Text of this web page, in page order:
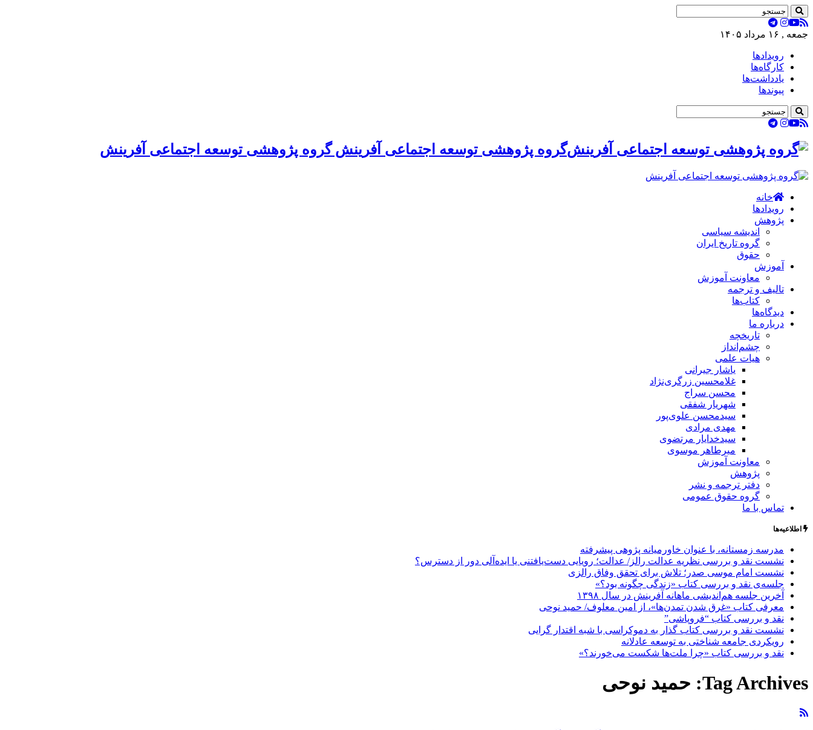
جمعه , ۱۶ مرداد ۱۴۰۵
رویدادها
کارگاه‌ها
یادداشت‌ها
پیوندها
گروه پژوهشی توسعه اجتماعی آفرینش گروه پژوهشی توسعه اجتماعی آفرینش
خانه
رویدادها
پژوهش
اندیشه سیاسی
گروه تاریخ ایران
حقوق
آموزش
معاونت آموزش
تالیف و ترجمه
کتاب‌ها
دیدگاه‌ها
درباره ما
تاریخچه
چشم‌انداز
هیات علمی
یاشار جیرانی
غلامحسین زرگری‌نژاد
محسن سراج
شهریار شفقی
سیدمحسن علوی‌پور
مهدی مرادی
سیدخدایار مرتضوی
میرطاهر موسوی
معاونت آموزش
پژوهش
دفتر ترجمه و نشر
گروه حقوق عمومی
تماس با ما
اطلاعیه‌ها
مدرسه زمستانه، با عنوان خاورمیانه پژوهی پیشرفته
نشست نقد و بررسی نظریه عدالت رالز/ عدالت؛ رویایی دست‌یافتنی یا ایده‌آلی دور از دسترس؟
نشست امام موسی صدر؛ تلاش برای تحقق وفاق رالزی
جلسه‌ی نقد و بررسی کتاب «زندگی چگونه بود؟»
آخرین جلسه هم‌اندیشی ماهانه آفرینش در سال ۱۳۹۸
معرفی کتاب «غرق شدن تمدن‌ها»، از امین معلوف/ حمید نوحی
نقد و بررسی کتاب “فروپاشی”
نشست نقد و بررسی کتاب گذار به دموکراسی با شبه اقتدار گرایی
رویکردی جامعه شناختی به توسعه عادلانه
نقد و بررسی کتاب «چرا ملت‌ها شکست می‌خورند؟»
Tag Archives: حمید نوحی